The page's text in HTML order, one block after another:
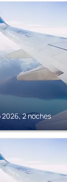
2026, 2 noches